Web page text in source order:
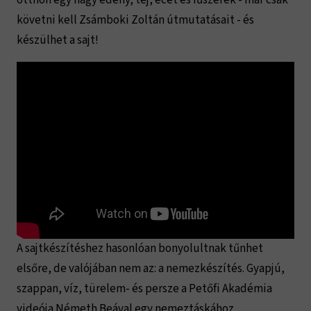
követni kell Zsámboki Zoltán útmutatásait - és
készülhet a sajt!
A sajtkészítéshez hasonlóan bonyolultnak tűnhet
elsőre, de valójában nem az: a nemezkészítés. Gyapjú,
szappan, víz, türelem- és persze a Petőfi Akadémia